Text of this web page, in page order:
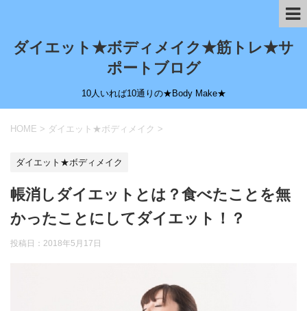
ダイエット★ボディメイク★筋トレ★サ
ポートブログ
10人いれば10通りの★Body Make★
HOME > ダイエット★ボディメイク >
ダイエット★ボディメイク
帳消しダイエットとは？食べたことを無
かったことにしてダイエット！？
投稿日： 2018年5月17日